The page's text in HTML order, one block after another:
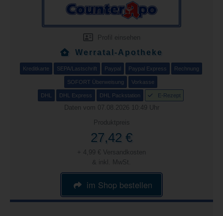
Profil einsehen
Werratal-Apotheke
Kreditkarte SEPA/Lastschrift Paypal Paypal Express Rechnung
SOFORT Überweisung Vorkasse
DHL DHL Express DHL Packstation E-Rezept
Daten vom 07.08.2026 10:49 Uhr
Produktpreis
27,42 €
+ 4,99 € Versandkosten
& inkl. MwSt.
im Shop bestellen